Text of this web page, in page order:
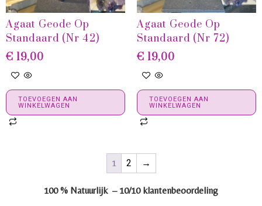
Agaat Geode Op
Standaard (Nr 42)
€ 19,00
TOEVOEGEN AAN
WINKELWAGEN
Agaat Geode Op
Standaard (Nr 72)
€ 19,00
TOEVOEGEN AAN
WINKELWAGEN
1 2 →
100 % Natuurlijk –10/10 klantenbeoordeling